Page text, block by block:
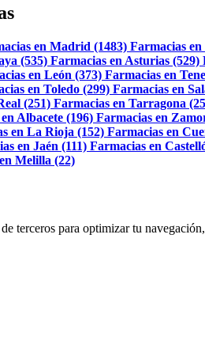
en Madrid (1483) Farmacias
(535) Farmacias en Asturias (529)
en León (373) Farmacias en
en Toledo (299) Farmacias en
(251) Farmacias en Tarragona
Albacete (196) Farmacias en
en La Rioja (152) Farmacias en
en Jaén (111) Farmacias en
Melilla (22)
terceros para optimizar tu